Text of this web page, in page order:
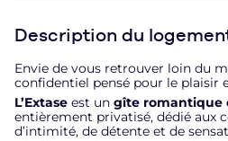
Description du
Envie de vous retrouver loin du
confidentiel pensé pour le plaisir
L’Extase est un gîte romantique
entièrement privatisé, dédié aux
d’intimité, de détente et de